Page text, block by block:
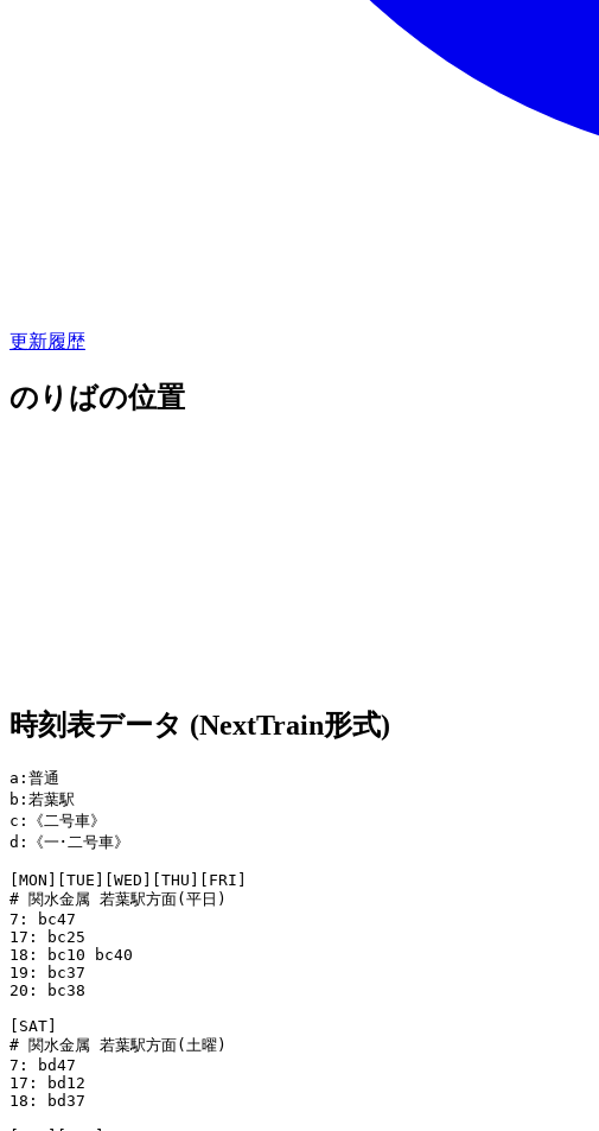
更新履歴
のりばの位置
時刻表データ (NextTrain形式)
a:普通
b:若葉駅
c:《二号車》
d:《一･二号車》
[MON][TUE][WED][THU][FRI]
# 関水金属 若葉駅方面(平日)
7: bc47
17: bc25
18: bc10 bc40
19: bc37
20: bc38
[SAT]
# 関水金属 若葉駅方面(土曜)
7: bd47
17: bd12
18: bd37